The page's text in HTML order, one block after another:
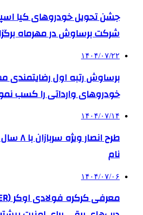
جشن تحویل خودروهای کیا
شرکت برساوش در مهرماه
۱۴۰۴/۰۷/۲۲
برساوش رتبه اول رضایتمندی
خودروهای وارداتی را کسب
۱۴۰۴/۰۷/۱۴
طرح انصار
نام
۱۴۰۴/۰۷/۰۶